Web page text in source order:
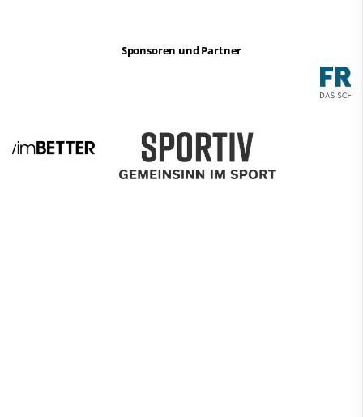
Sponsoren und Partner